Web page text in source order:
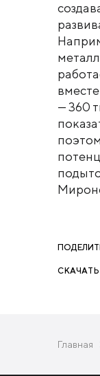
— 360
СКАЧАТЬ
Главная